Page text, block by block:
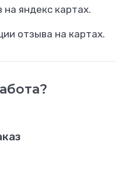
на яндекс картах.
отзыва на картах.